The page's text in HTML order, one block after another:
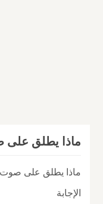
ماذا يطلق
ماذا يطلق على
الإجابة